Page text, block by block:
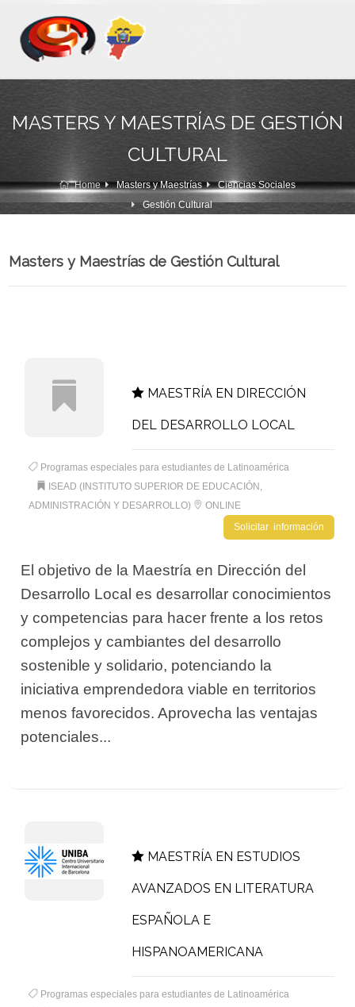
MASTERS Y MAESTRÍAS DE GESTIÓN
CULTURAL
Home Masters y Maestrías
Ciencias Sociales
Gestión Cultural
Masters y Maestrías de Gestión Cultural
MAESTRÍA EN DIRECCIÓN
DEL DESARROLLO LOCAL
Programas especiales para estudiantes de Latinoamérica
ISEAD (INSTITUTO SUPERIOR DE EDUCACIÓN,
ADMINISTRACIÓN Y DESARROLLO)
ONLINE
Solicitar información
El objetivo de la Maestría en Dirección del
Desarrollo Local es desarrollar conocimientos
y competencias para hacer frente a los retos
complejos y cambiantes del desarrollo
sostenible y solidario, potenciando la
iniciativa emprendedora viable en territorios
menos favorecidos. Aprovecha las ventajas
potenciales...
MAESTRÍA EN ESTUDIOS
AVANZADOS EN LITERATURA
ESPAÑOLA E
HISPANOAMERICANA
Programas especiales para estudiantes de Latinoamérica